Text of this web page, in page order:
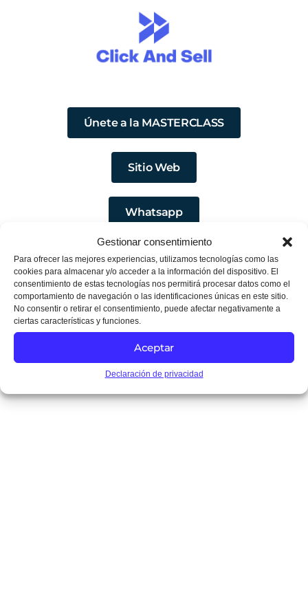
Gestionar consentimiento
Para ofrecer las mejores experiencias, utilizamos tecnologías como las
cookies para almacenar y/o acceder a la información del dispositivo. El
consentimiento de estas tecnologías nos permitirá procesar datos como el
comportamiento de navegación o las identificaciones únicas en este sitio.
No consentir o retirar el consentimiento, puede afectar negativamente a
ciertas características y funciones.
Aceptar
Declaración de privacidad
Únete a la MASTERCLASS
Sitio Web
Whatsapp